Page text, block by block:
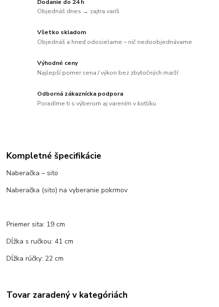
Dodanie do 24 h
Objednáš dnes → zajtra varíš
Všetko skladom
Objednáš a hneď odosielame – nič nedoobjednávame
Výhodné ceny
Najlepší pomer cena / výkon bez zbytočných marží
Odborná zákaznícka podpora
Poradíme ti s výberom aj varením v kotlíku
Kompletné špecifikácie
Naberačka – sito
Naberačka (sito) na vyberanie pokrmov
Priemer sita: 19 cm
Dĺžka s ručkou: 41 cm
Dĺžka rúčky: 22 cm
Tovar zaradený v kategóriách